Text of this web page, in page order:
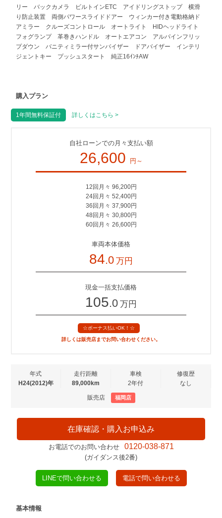
リー バックカメラ ビルトインETC アイドリングストップ 横滑
り防止装置 両側パワースライドドアー ウィンカー付き電動格納ド
アミラー クルーズコントロール オートライト HIDヘッドライト
フォグランプ 革巻きハンドル オートエアコン アルパインフリッ
プダウン バニティミラー付サンバイザー ドアバイザー インテリ
ジェントキー プッシュスタート 純正16ｲﾝﾁAW
購入プラン
1年間無料保証付 詳しくはこちら >
自社ローンでの月々支払い額
26,600 円～
12回月々 96,200円
24回月々 52,400円
36回月々 37,900円
48回月々 30,800円
60回月々 26,600円
車両本体価格
84.0 万円
現金一括支払価格
105.0 万円
☆ボーナス払いOK！☆
詳しくは販売店までお問い合わせください。
年式
H24(2012)年
走行距離
89,000km
車検
2年付
修復歴
なし
販売店 福岡店
在庫確認・購入お申込み
お電話でのお問い合わせ 0120-038-871
(ガイダンス後2番)
LINEで問い合わせる 電話で問い合わせる
基本情報